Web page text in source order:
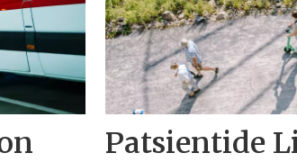
Patsientide